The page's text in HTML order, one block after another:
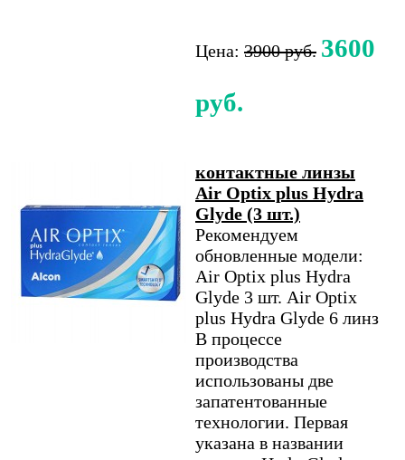
Цена: 3900 руб. 3600
руб.
контактные линзы
Air Optix plus Hydra
Glyde (3 шт.)
Рекомендуем
обновленные модели:
Air Optix plus Hydra
Glyde 3 шт. Air Optix
plus Hydra Glyde 6 линз
В процессе
производства
использованы две
запатентованные
технологии. Первая
указана в названии